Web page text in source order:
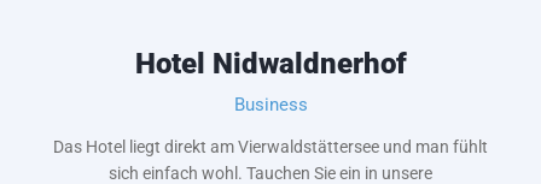
Hotel Nidwaldnerhof
Business
Das Hotel liegt direkt am Vierwaldstättersee und man fühlt
sich einfach wohl. Tauchen Sie ein in unsere